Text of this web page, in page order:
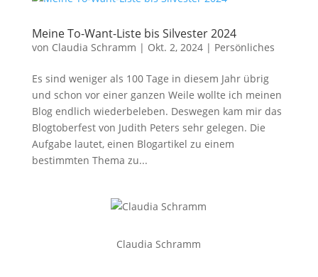
Meine To-Want-Liste bis Silvester 2024
von Claudia Schramm | Okt. 2, 2024| Persönliches
Es sind weniger als 100 Tage in diesem Jahr übrig
und schon vor einer ganzen Weile wollte ich meinen
Blog endlich wiederbeleben. Deswegen kam mir das
Blogtoberfest von Judith Peters sehr gelegen. Die
Aufgabe lautet, einen Blogartikel zu einem
bestimmten Thema zu...
Claudia Schramm